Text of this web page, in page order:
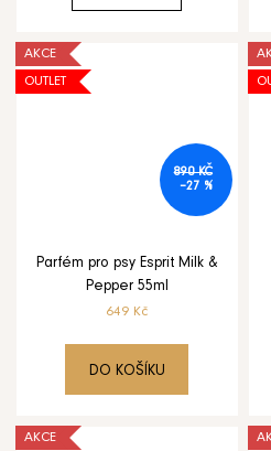
AKCE
OUTLET
890 KČ
–27 %
Parfém pro psy Esprit Milk &
Pepper 55ml
649 Kč
DO KOŠÍKU
AKCE